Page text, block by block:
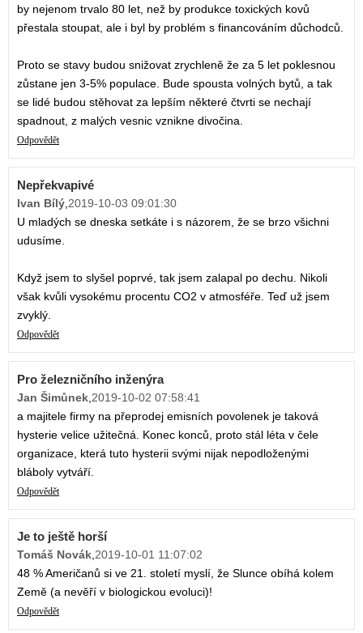
by nejenom trvalo 80 let, než by produkce toxických kovů
přestala stoupat, ale i byl by problém s financováním důchodců.
Proto se stavy budou snižovat zrychleně že za 5 let poklesnou
zůstane jen 3-5% populace. Bude spousta volných bytů, a tak
se lidé budou stěhovat za lepším některé čtvrti se nechají
spadnout, z malých vesnic vznikne divočina.
Odpovědět
Nepřekvapivé
Ivan Bílý 2019-10-03 09:01:30
U mladých se dneska setkáte i s názorem, že se brzo všichni
udusíme.
Když jsem to slyšel poprvé, tak jsem zalapal po dechu. Nikoli
však kvůli vysokému procentu CO2 v atmosféře. Teď už jsem
zvyklý.
Odpovědět
Pro železničního inženýra
Jan Šimůnek 2019-10-02 07:58:41
a majitele firmy na přeprodej emisních povolenek je taková
hysterie velice užitečná. Konec konců, proto stál léta v čele
organizace, která tuto hysterii svými nijak nepodloženými
bláboly vytváří.
Odpovědět
Je to ještě horší
Tomáš Novák 2019-10-01 11:07:02
48 % Američanů si ve 21. století myslí, že Slunce obíhá kolem
Země (a nevěří v biologickou evoluci)!
Odpovědět